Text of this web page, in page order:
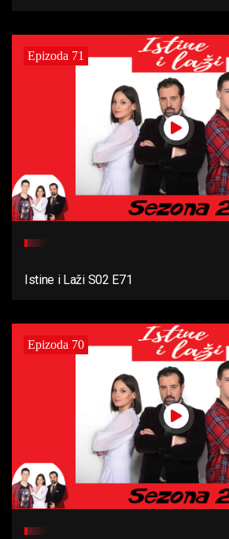
Epizoda 71
Istine i Laži S02 E71
Epizoda 70